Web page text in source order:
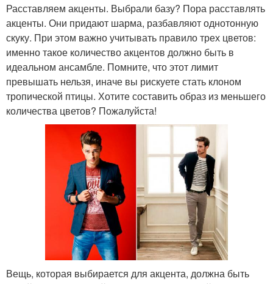
Расставляем акценты. Выбрали базу? Пора расставлять
акценты. Они придают шарма, разбавляют однотонную
скуку. При этом важно учитывать правило трех цветов:
именно такое количество акцентов должно быть в
идеальном ансамбле. Помните, что этот лимит
превышать нельзя, иначе вы рискуете стать клоном
тропической птицы. Хотите составить образ из меньшего
количества цветов? Пожалуйста!
Вещь, которая выбирается для акцента, должна быть